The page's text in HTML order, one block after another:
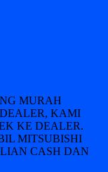
MURAH
KAMI
KE DEALER.
MITSUBISHI
CASH DAN